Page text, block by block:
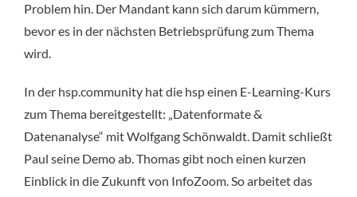
Problem hin. Der Mandant kann sich darum kümmern,
bevor es in der nächsten Betriebsprüfung zum Thema
wird.
In der hsp.community hat die hsp einen E-Learning-Kurs
zum Thema bereitgestellt: „Datenformate &
Datenanalyse“ mit Wolfgang Schönwaldt. Damit schließt
Paul seine Demo ab. Thomas gibt noch einen kurzen
Einblick in die Zukunft von InfoZoom. So arbeitet das